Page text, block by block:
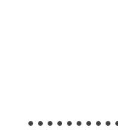
● ● ● ● ● ● ● ● ●